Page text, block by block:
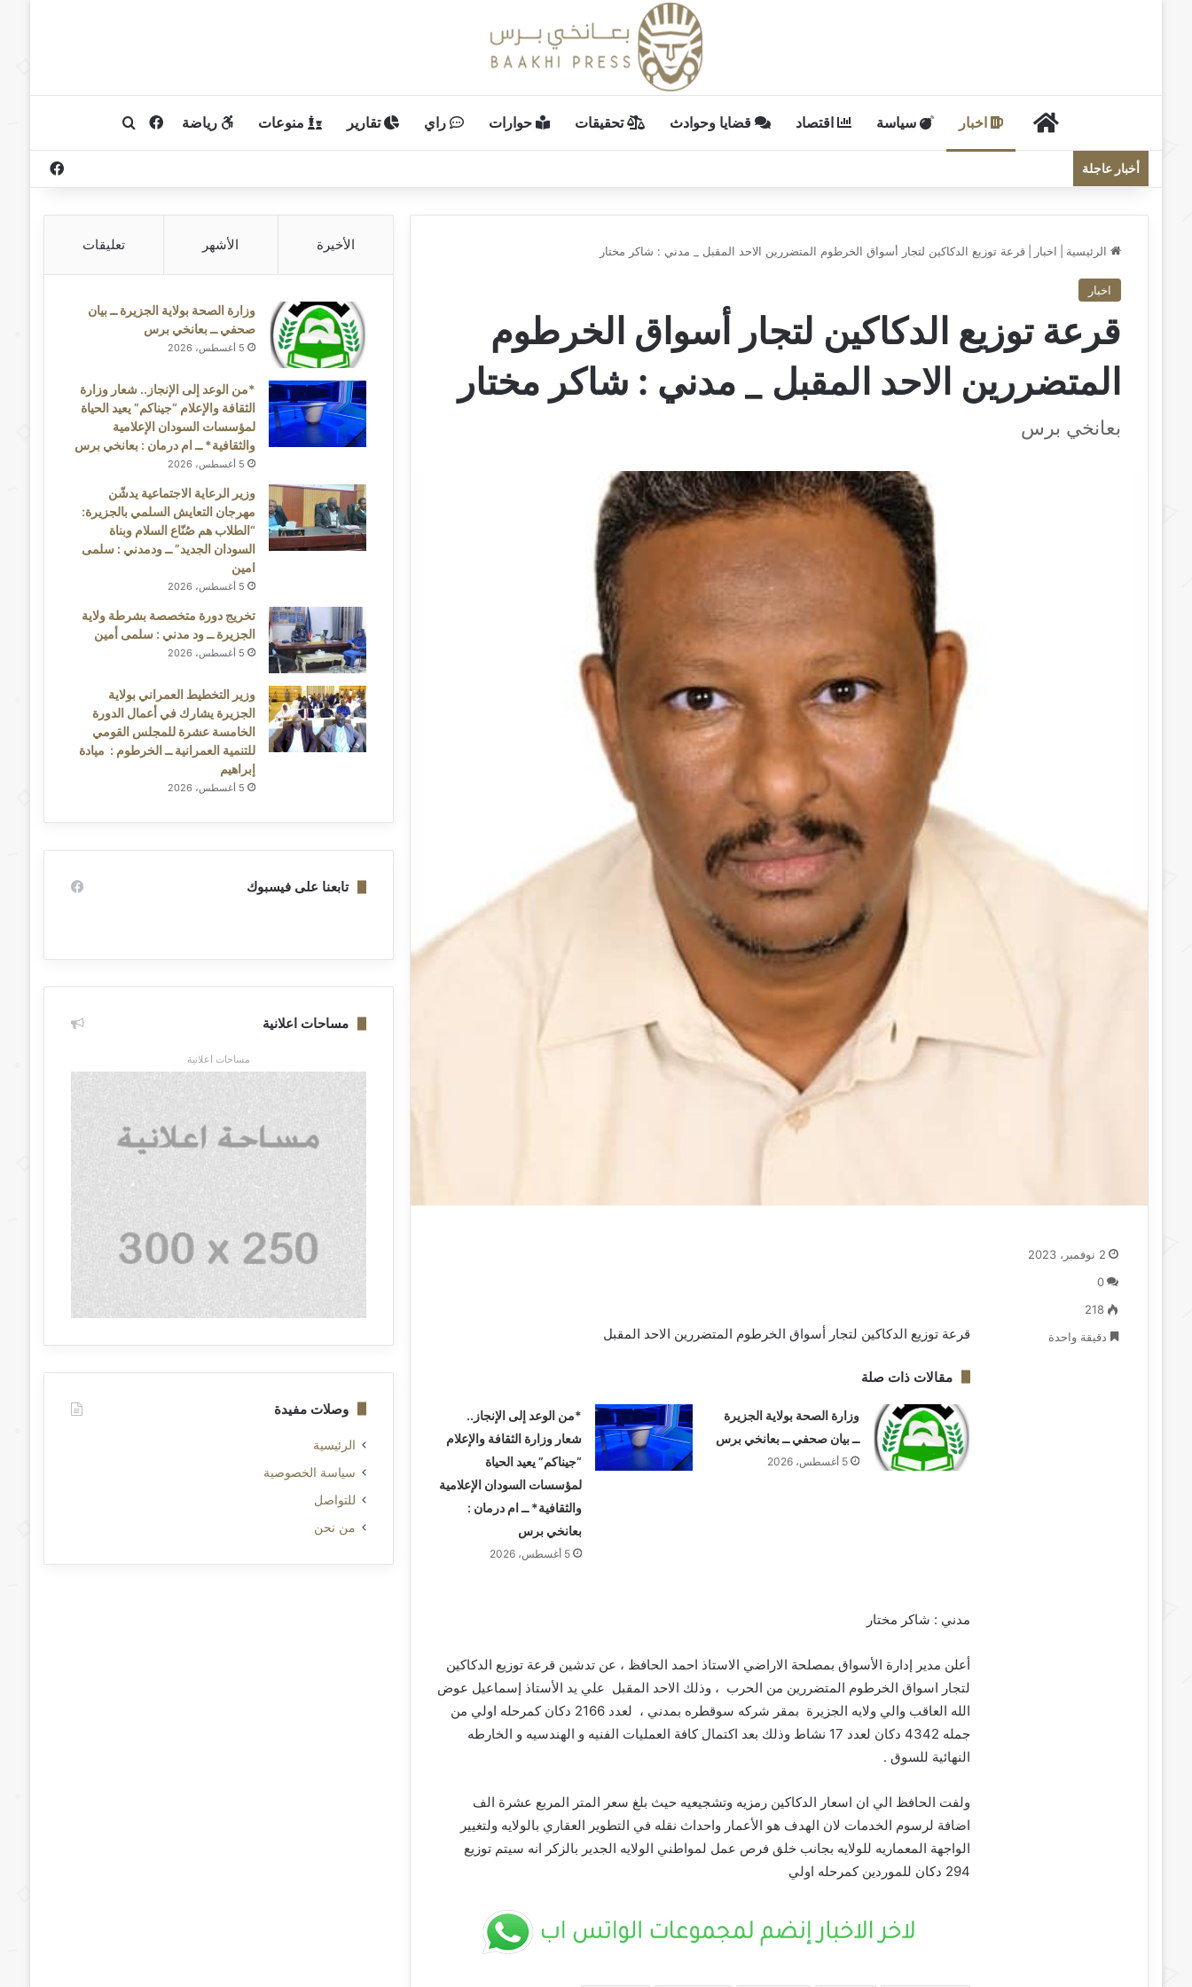
الرئيسيةاخبار سياسة اقتصاد قضايا وحوادث تحقيقات حوارات راي تقارير منوعات رياضة فيسبوكبحث عن
أخبار عاجلة
الرئيسية اخبار قرعة توزيع الدكاكين لتجار أسواق الخرطوم المتضررين الاحد المقبل _ مدني : شاكر مختار
اخبار
قرعة توزيع الدكاكين لتجار أسواق الخرطوم
المتضررين الاحد المقبل _ مدني : شاكر مختار
بعانخي برس
قرعة توزيع الدكاكين لتجار أسواق الخرطوم المتضررين الاحد المقبل
مقالات ذات صلة
وزارة الصحة بولاية الجزيرة
ــ بيان صحفي ــ بعانخي برس
5 أغسطس، 2026
*من الوعد إلى الإنجاز..
شعار وزارة الثقافة والإعلام
“جيناكم” يعيد الحياة
لمؤسسات السودان الإعلامية
والثقافية* ــ ام درمان :
بعانخي برس
5 أغسطس، 2026
مدني : شاكر مختار
أعلن مدير إدارة الأسواق بمصلحة الاراضي الاستاذ احمد الحافظ ، عن تدشين قرعة توزيع الدكاكين
لتجار اسواق الخرطوم المتضررين من الحرب ، وذلك الاحد المقبل علي يد الأستاذ إسماعيل عوض
الله العاقب والي ولايه الجزيرة بمقر شركه سوقطره بمدني ، لعدد 2166 دكان كمرحله اولي من
جمله 4342 دكان لعدد 17 نشاط وذلك بعد اكتمال كافة العمليات الفنيه و الهندسيه و الخارطه
النهائية للسوق .
ولفت الحافظ الي ان اسعار الدكاكين رمزيه وتشجيعيه حيث بلغ سعر المتر المربع عشرة الف
اضافة لرسوم الخدمات لان الهدف هو الأعمار واحداث نقله في التطوير العقاري بالولايه ولتغيير
الواجهة المعماريه للولايه بجانب خلق فرص عمل لمواطني الولايه الجدير بالزكر انه سيتم توزيع
294 دكان للموردين كمرحله اولي
2 نوفمبر، 2023
0
218
دقيقة واحدة
الأخيرة الأشهر تعليقات
وزارة الصحة بولاية الجزيرة ــ بيان
صحفي ــ بعانخي برس
5 أغسطس، 2026
*من الوعد إلى الإنجاز.. شعار وزارة
الثقافة والإعلام “جيناكم” يعيد الحياة
لمؤسسات السودان الإعلامية
والثقافية* ــ ام درمان : بعانخي برس
5 أغسطس، 2026
وزير الرعاية الاجتماعية يدشّن
مهرجان التعايش السلمي بالجزيرة:
“الطلاب هم صُنّاع السلام وبناة
السودان الجديد” ــ ودمدني : سلمى
امين
5 أغسطس، 2026
تخريج دورة متخصصة بشرطة ولاية
الجزيرة ــ ود مدني : سلمى أمين
5 أغسطس، 2026
وزير التخطيط العمراني بولاية
الجزيرة يشارك في أعمال الدورة
الخامسة عشرة للمجلس القومي
للتنمية العمرانية ــ الخرطوم : ميادة
إبراهيم
5 أغسطس، 2026
تابعنا على فيسبوك
مساحات اعلانية
مساحات اعلانية
وصلات مفيدة
الرئيسية
سياسة الخصوصية
للتواصل
من نحن